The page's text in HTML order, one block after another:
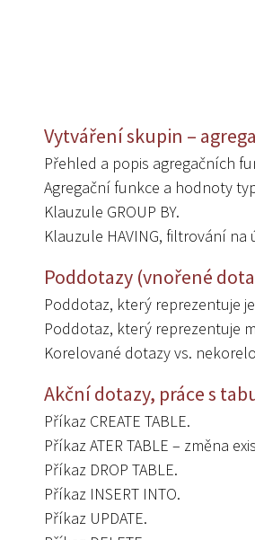
Vytváření skupin –
Přehled a popis agregačních
Agregační funkce a hodnoty
Klauzule GROUP BY.
Klauzule HAVING, filtrování
Poddotazy (vnořené
Poddotaz, který reprezentuje
Poddotaz, který reprezentuje
Korelované dotazy vs.
Akční dotazy, práce s
Příkaz CREATE TABLE.
Příkaz ATER TABLE – změna
Příkaz DROP TABLE.
Příkaz INSERT INTO.
Příkaz UPDATE.